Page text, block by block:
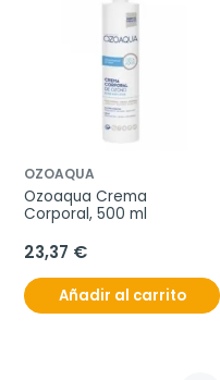
OZOAQUA
Ozoaqua Crema
Corporal, 500 ml
23,37 €
Añadir al carrito